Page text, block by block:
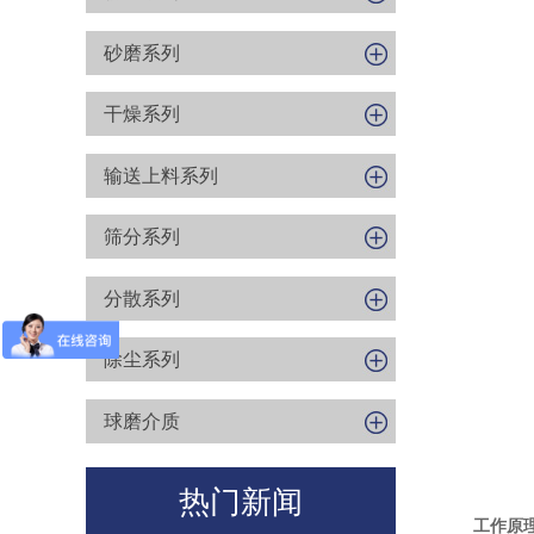
砂磨系列
干燥系列
输送上料系列
筛分系列
分散系列
除尘系列
球磨介质
热门新闻
工作原